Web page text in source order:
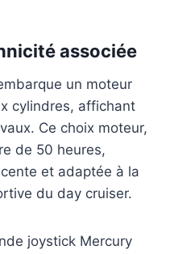
associée
un moteur
cylindres, affichant
Ce choix moteur,
de 50 heures,
et adaptée à la
du day cruiser.
joystick Mercury